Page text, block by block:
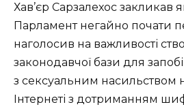
Хав’єр Сарзалехос закликав
Парламент негайно почати
наголосив на важливості
законодавчої бази для
з сексуальним насильством
Інтернеті з дотриманням